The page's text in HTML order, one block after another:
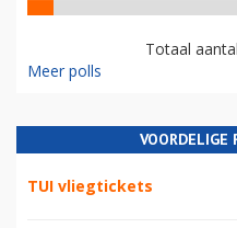
Totaal
Meer polls
VOORDELIGE
TUI vliegtickets